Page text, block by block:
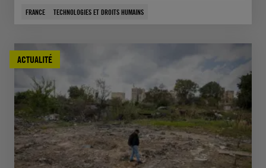
FRANCE TECHNOLOGIES ET DROITS HUMAINS
ACTUALITÉ